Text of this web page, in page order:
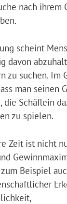
nach ihrem
scheint
davon
zu suchen. Im
man seinen
die Schäflein
zu spielen.
Zeit ist nicht
Beispiel